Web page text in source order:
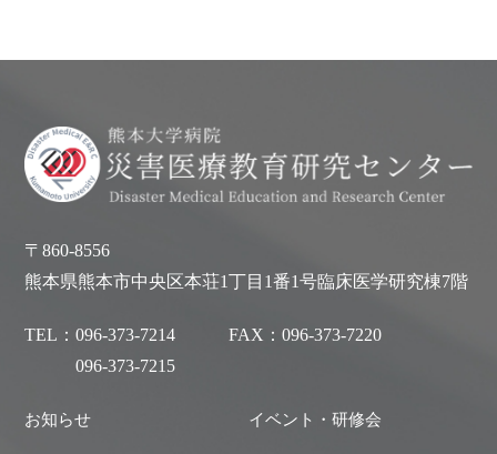
〒860-8556
熊本県熊本市中央区本荘1丁目1番1号臨床医学研究棟7階
TEL：096-373-7214
096-373-7215
FAX：096-373-7220
お知らせ イベント・研修会